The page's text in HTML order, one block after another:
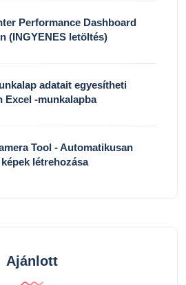
Performance Dashboard
(INGYENES letöltés)
adatait egyesítheti
Excel -munkalapba
Tool - Automatikusan
létrehozása
Ajánlott